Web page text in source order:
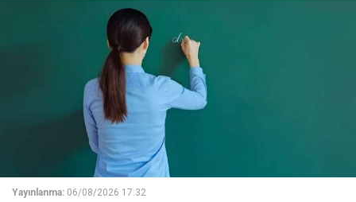
Yayınlanma: 06/08/2026 17:32